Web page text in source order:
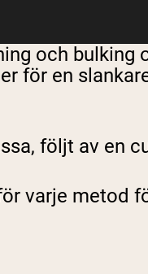
och bulking
för en
följt av en
varje metod